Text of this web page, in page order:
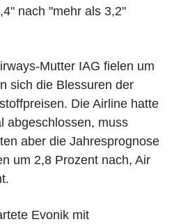
nach "mehr als 3,2"
Mutter IAG fielen um
sich die Blessuren der
Die Airline hatte
abgeschlossen, muss
aber die Jahresprognose
um 2,8 Prozent nach, Air
Evonik mit